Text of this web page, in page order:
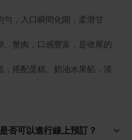
勻，入口瞬間化開，柔滑甘
、蟹肉，口感豐富，是收尾的
，搭配蛋糕、奶油水果餡，清
否可以進行線上預訂？